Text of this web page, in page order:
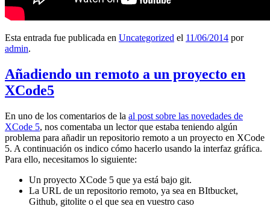
Esta entrada fue publicada en Uncategorized el 11/06/2014 por
admin.
Añadiendo un remoto a un proyecto en
XCode5
En uno de los comentarios de la al post sobre las novedades de
XCode 5, nos comentaba un lector que estaba teniendo algún
problema para añadir un repositorio remoto a un proyecto en XCode
5. A continuación os indico cómo hacerlo usando la interfaz gráfica.
Para ello, necesitamos lo siguiente:
Un proyecto XCode 5 que ya está bajo git.
La URL de un repositorio remoto, ya sea en BItbucket,
Github, gitolite o el que sea en vuestro caso